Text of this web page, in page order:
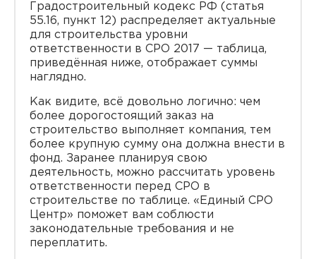
Градостроительный кодекс РФ (статья
55.16, пункт 12) распределяет актуальные
для строительства уровни
ответственности в СРО 2017 — таблица,
приведённая ниже, отображает суммы
наглядно.
Как видите, всё довольно логично: чем
более дорогостоящий заказ на
строительство выполняет компания, тем
более крупную сумму она должна внести в
фонд. Заранее планируя свою
деятельность, можно рассчитать уровень
ответственности перед СРО в
строительстве по таблице. «Единый СРО
Центр» поможет вам соблюсти
законодательные требования и не
переплатить.